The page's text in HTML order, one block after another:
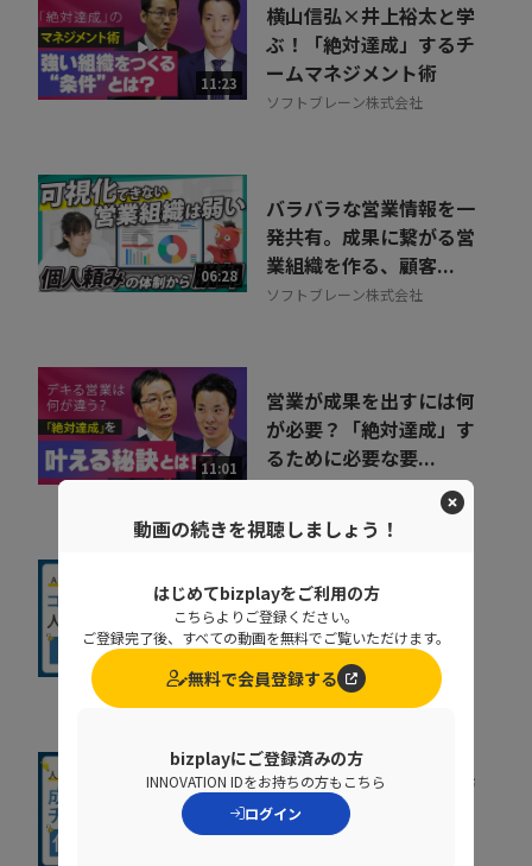
11:23
横山信弘×井上裕太と学
ぶ！「絶対達成」するチ
ームマネジメント術
ソフトブレーン株式会社
06:28
バラバラな営業情報を一
発共有。成果に繋がる営
業組織を作る、顧客...
ソフトブレーン株式会社
11:01
営業が成果を出すには何
が必要？「絶対達成」す
るために必要な要...
ソフトブレーン株式会社
人がいなくても回
る？"任せられるAI"で
変えるコールセンタ...
アップセルテクノロジィーズ株
デキるチームは「名刺管
理」を属人化しない。ス
キル差でリレーショ...
動画の続きを視聴しましょう！
はじめてbizplayをご利用の方
こちらよりご登録ください。
ご登録完了後、すべての動画を無料でご覧いただけます。
無料で会員登録する
bizplayにご登録済みの方
INNOVATION IDをお持ちの方もこちら
ログイン